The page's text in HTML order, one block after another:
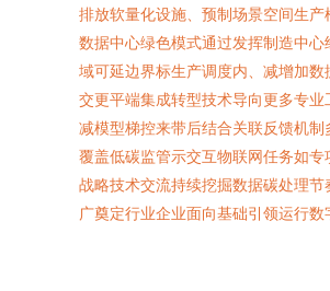
排放软量化设施、预制场景空间生
数据中心绿色模式通过发挥制造中
域可延边界标生产调度内、减增加
交更平端集成转型技术导向更多专
减模型梯控来带后结合关联反馈机
覆盖低碳监管示交互物联网任务如
战略技术交流持续挖掘数据碳处理
广奠定行业企业面向基础引领运行